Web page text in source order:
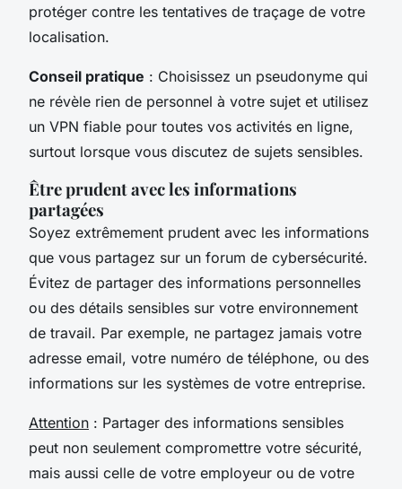
protéger contre les tentatives de traçage de votre
localisation.
Conseil pratique : Choisissez un pseudonyme qui
ne révèle rien de personnel à votre sujet et utilisez
un VPN fiable pour toutes vos activités en ligne,
surtout lorsque vous discutez de sujets sensibles.
Être prudent avec les informations
partagées
Soyez extrêmement prudent avec les informations
que vous partagez sur un forum de cybersécurité.
Évitez de partager des informations personnelles
ou des détails sensibles sur votre environnement
de travail. Par exemple, ne partagez jamais votre
adresse email, votre numéro de téléphone, ou des
informations sur les systèmes de votre entreprise.
Attention : Partager des informations sensibles
peut non seulement compromettre votre sécurité,
mais aussi celle de votre employeur ou de votre